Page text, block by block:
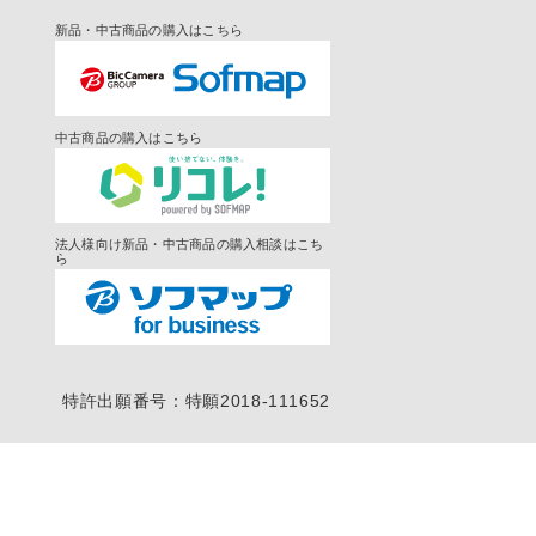
新品・中古商品の購入はこちら
中古商品の購入はこちら
法人様向け新品・中古商品の購入相談はこち
ら
特許出願番号：特願2018-111652